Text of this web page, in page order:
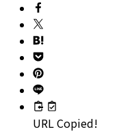
URL Copied!